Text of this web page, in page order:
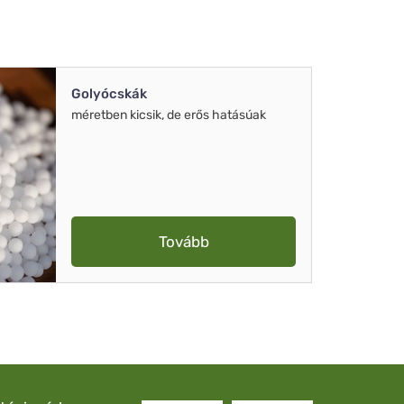
Golyócskák
méretben kicsik, de erős hatásúak
Tovább